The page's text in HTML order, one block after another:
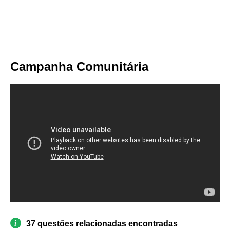
Campanha Comunitária
37 questões relacionadas encontradas